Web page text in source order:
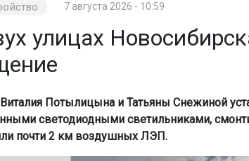
7 августа 2026 - 10:59
улицах
Потылицына и Татьяны Снежиной
светодиодными светильниками,
почти 2 км воздушных ЛЭП.